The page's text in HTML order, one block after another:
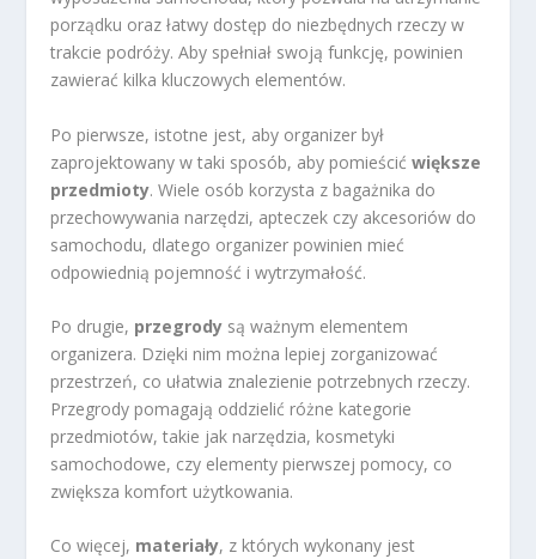
porządku oraz łatwy dostęp do niezbędnych rzeczy w
trakcie podróży. Aby spełniał swoją funkcję, powinien
zawierać kilka kluczowych elementów.
Po pierwsze, istotne jest, aby organizer był
zaprojektowany w taki sposób, aby pomieścićwiększe
przedmioty. Wiele osób korzysta z bagażnika do
przechowywania narzędzi, apteczek czy akcesoriów do
samochodu, dlatego organizer powinien mieć
odpowiednią pojemność i wytrzymałość.
Po drugie, przegrody są ważnym elementem
organizera. Dzięki nim można lepiej zorganizować
przestrzeń, co ułatwia znalezienie potrzebnych rzeczy.
Przegrody pomagają oddzielić różne kategorie
przedmiotów, takie jak narzędzia, kosmetyki
samochodowe, czy elementy pierwszej pomocy, co
zwiększa komfort użytkowania.
Co więcej, materiały, z których wykonany jest